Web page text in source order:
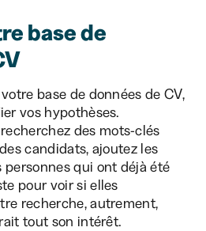
base de
base de données de CV,
vos hypothèses.
des mots-clés
candidats, ajoutez les
qui ont déjà été
pour voir si elles
recherche, autrement,
tout son intérêt.